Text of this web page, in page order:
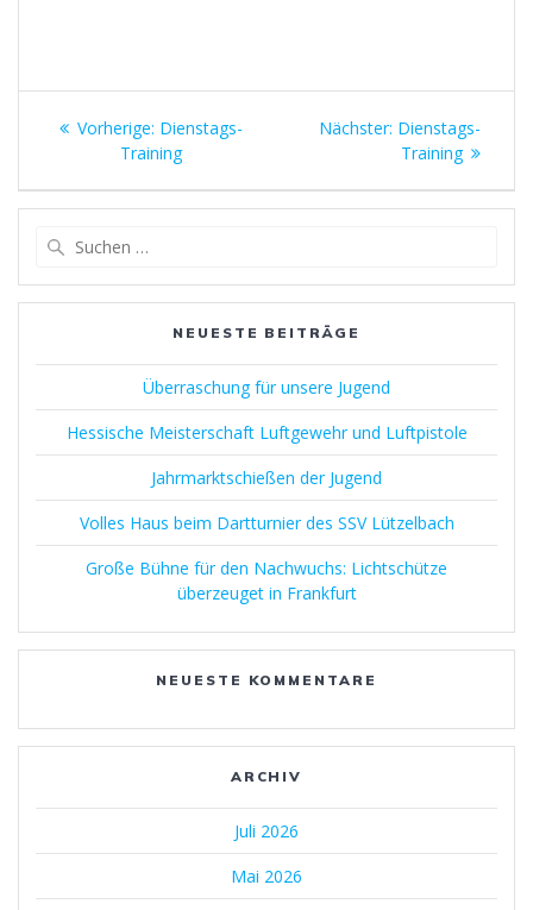
Beitragsnavigation
Vorherige: Vorheriger
Beitrag:
Dienstags-
Training
Nächster: Nächster
Beitrag:
Dienstags-
Training
NEUESTE BEITRÄGE
Überraschung für unsere Jugend
Hessische Meisterschaft Luftgewehr und Luftpistole
Jahrmarktschießen der Jugend
Volles Haus beim Dartturnier des SSV Lützelbach
Große Bühne für den Nachwuchs: Lichtschütze
überzeuget in Frankfurt
NEUESTE KOMMENTARE
ARCHIV
Juli 2026
Mai 2026